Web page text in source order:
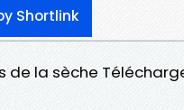
Shortlink
de la sèche